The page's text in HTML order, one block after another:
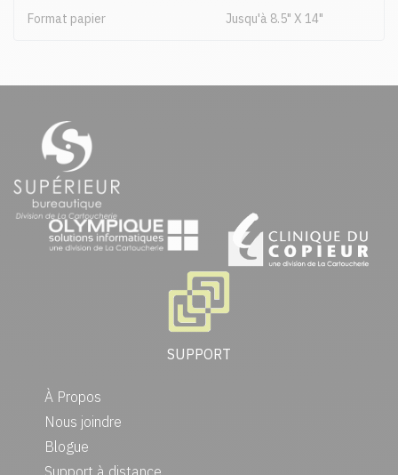
Format papier Jusqu'à 8.5" X 14"
SUPPORT
À Propos
Nous joindre
Blogue
Support à distance